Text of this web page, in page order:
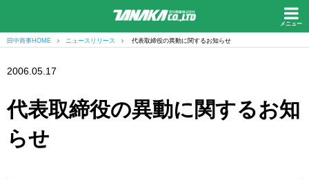
メニュー
田中商事HOME ニュースリリース 代表取締役の異動に関するお知らせ
2006.05.17
代表取締役の異動に関するお知
らせ